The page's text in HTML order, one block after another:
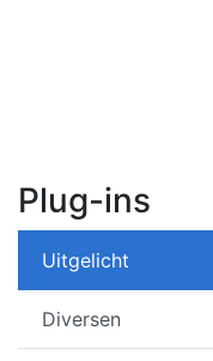
Plug-ins
Uitgelicht
Diversen